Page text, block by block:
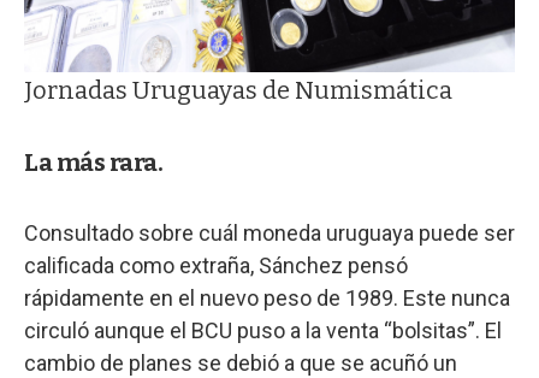
Jornadas Uruguayas de Numismática
La más rara.
Consultado sobre cuál moneda uruguaya puede ser
calificada como extraña, Sánchez pensó
rápidamente en el nuevo peso de 1989. Este nunca
circuló aunque el BCU puso a la venta “bolsitas”. El
cambio de planes se debió a que se acuñó un